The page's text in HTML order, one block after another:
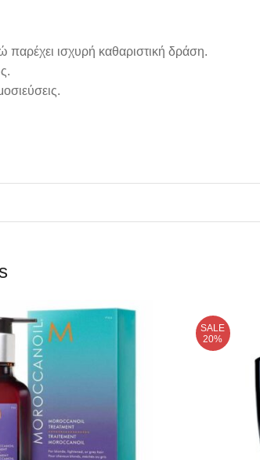
παρέχει ισχυρή καθαριστική δράση.
SALE
20%